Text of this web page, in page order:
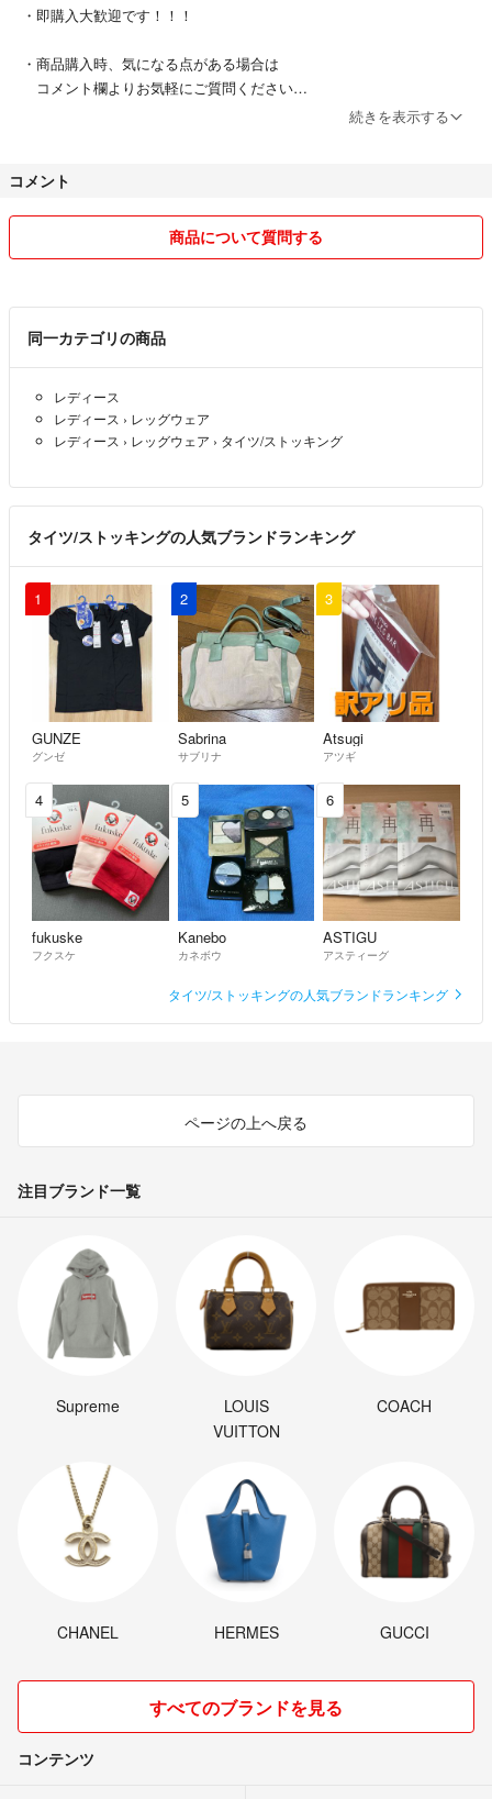
・即購入大歓迎です！！！
・商品購入時、気になる点がある場合は
コメント欄よりお気軽にご質問ください
（1000円以下の商品は割引き不可）
・購入後のお値下げはできません
購入前にコメントよりお知らせください
【発送について】
・基本的には送料無料
送料が1番安い方法で発送します
その為、普通郵便になるかと思います
希望がある前は購入前にお知らせください！
・自宅にある梱包素材を使用してます
【最後に】
お顔の見えないお取り引きですので
気持ちの良い対応を心がけて参ります
どうぞよろしくお願いいたします！
続きを表示する
コメント
商品について質問する
同一カテゴリの商品
レディース
レディース › レッグウェア
レディース › レッグウェア › タイツ/ストッキング
タイツ/ストッキングの人気ブランドランキング
1
GUNZE
グンゼ
2
Sabrina
サブリナ
3
Atsugi
アツギ
4
fukuske
フクスケ
5
Kanebo
カネボウ
6
ASTIGU
アスティーグ
タイツ/ストッキングの人気ブランドランキング
ページの上へ戻る
注目ブランド一覧
Supreme
LOUIS
VUITTON
COACH
CHANEL HERMES GUCCI
すべてのブランドを見る
コンテンツ